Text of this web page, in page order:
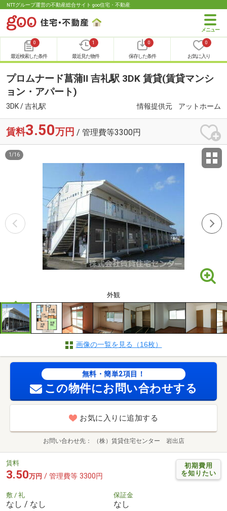
NTTグループ運営の不動産総合サイト goo住宅・不動産
0
最近検索した条件
1
最近見た物件
0
保存した条件
0
お気に入り
プロムナード菖蒲Ⅱ 吉礼駅 3DK 賃貸(賃貸マンシ
ョン・アパート)
3DK / 吉礼駅 情報提供元 アットホーム
賃料3.50万円 / 管理費等3300円
外観
1 /16
画像の一覧を見る（16枚）
無料・簡単2項目！
この物件にお問い合わせする
お気に入りに追加する
お問い合わせ先 （株）賃貸住宅センター 岩出店
初期費用
を知りたい
賃料
3.50万円 / 管理費等 3300円
敷 / 礼
なし / なし
保証金
なし